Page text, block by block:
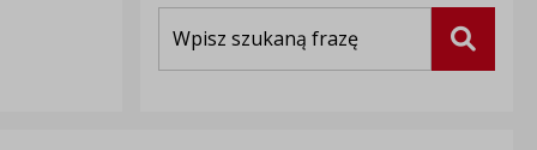
Szukaj